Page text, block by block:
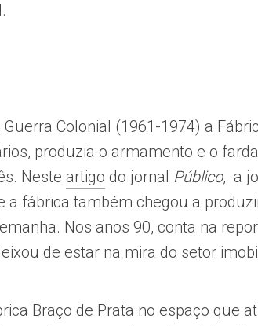
Colonial (1961-1974) a
produzia o armamento e o
Neste artigo do jornal Público, a
a fábrica também chegou a
Nos anos 90, conta na
de estar na mira do setor
Braço de Prata no espaço que